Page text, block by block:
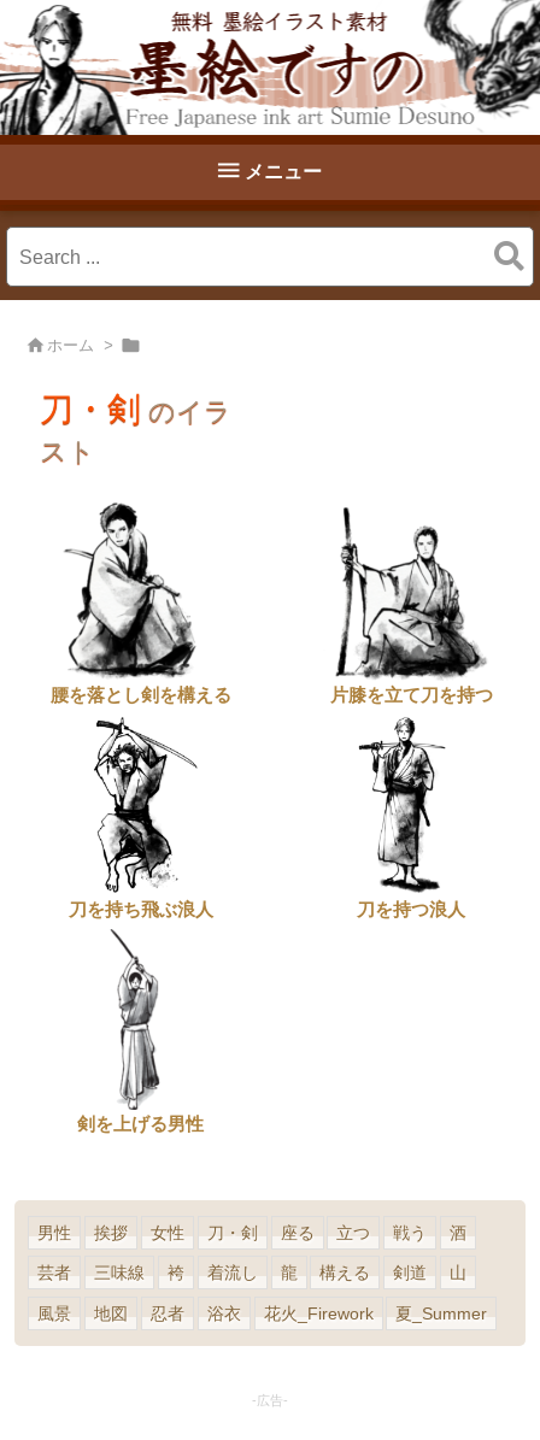
 メニュー
 ホーム > 
刀・剣
腰を落とし剣を構える 片膝を立て刀を持つ
刀を持ち飛ぶ浪人 刀を持つ浪人
剣を上げる男性
男性 挨拶 女性 刀・剣 座る 立つ 戦う 酒
芸者 三味線 袴 着流し 龍 構える 剣道 山
風景 地図 忍者 浴衣 花火_Firework 夏_Summer